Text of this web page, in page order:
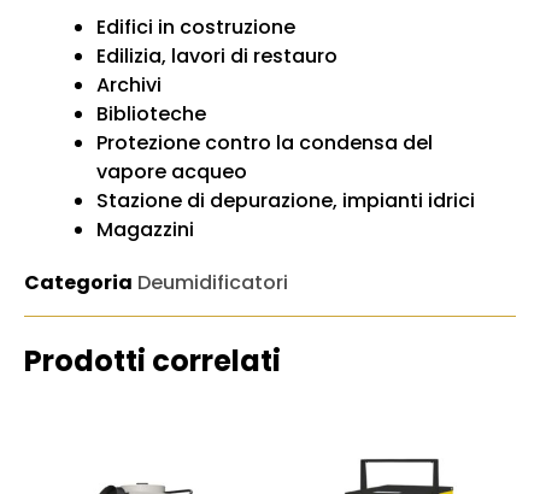
Edifici in costruzione
Edilizia, lavori di restauro
Archivi
Biblioteche
Protezione contro la condensa del
vapore acqueo
Stazione di depurazione, impianti idrici
Magazzini
Categoria Deumidificatori
Prodotti correlati